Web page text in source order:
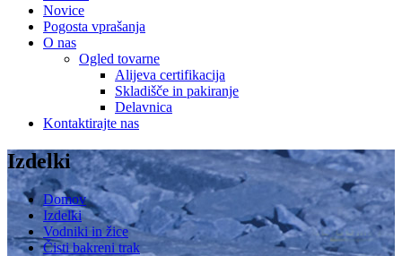
Novice
Pogosta vprašanja
O nas
Ogled tovarne
Alijeva certifikacija
Skladišče in pakiranje
Delavnica
Kontaktirajte nas
Izdelki
Domov
Izdelki
Vodniki in žice
Čisti bakreni trak